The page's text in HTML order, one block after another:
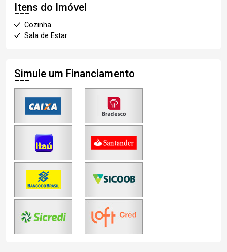
Itens do Imóvel
Cozinha
Sala de Estar
Simule um Financiamento